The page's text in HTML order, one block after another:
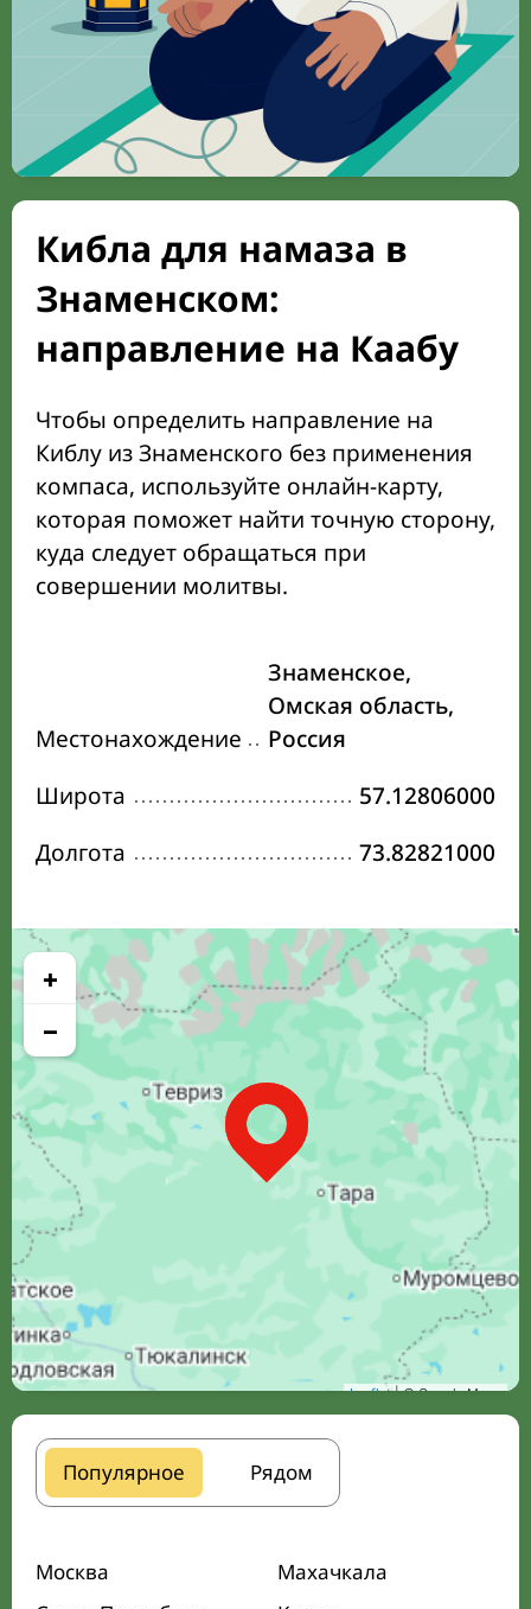
Кибла для намаза в
Знаменском:
направление на Каабу
Чтобы определить направление на
Киблу из Знаменского без применения
компаса, используйте онлайн-карту,
которая поможет найти точную сторону,
куда следует обращаться при
совершении молитвы.
Местонахождение
Знаменское,
Омская область,
Россия
Широта
57.12806000
Долгота
73.82821000
+
−
Leaflet| © Google Maps
Популярное Рядом
Москва
Махачкала